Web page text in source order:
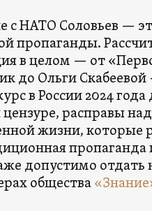
с НАТО Соловьев —
пропаганды.
в целом — от
до Ольги
в России 2024 года
расправы
жизни, которые
пропаганда
допустимо отдать
общества